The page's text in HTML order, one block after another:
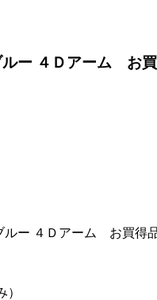
ー ４Ｄアーム お
ー ４Ｄアーム お買得